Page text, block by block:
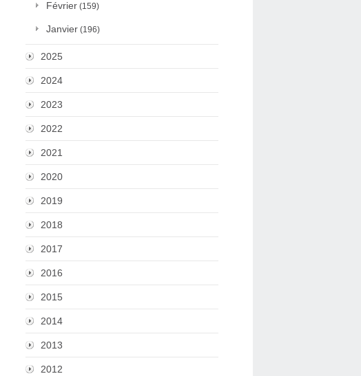
Février (159)
Janvier (196)
2025
2024
2023
2022
2021
2020
2019
2018
2017
2016
2015
2014
2013
2012